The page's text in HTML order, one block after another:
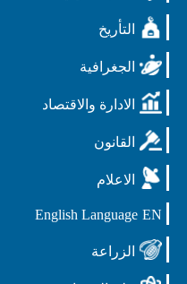
التأريخ
الجغرافية
الادارة والاقتصاد
القانون
الاعلام
EN
English Language
الزراعة